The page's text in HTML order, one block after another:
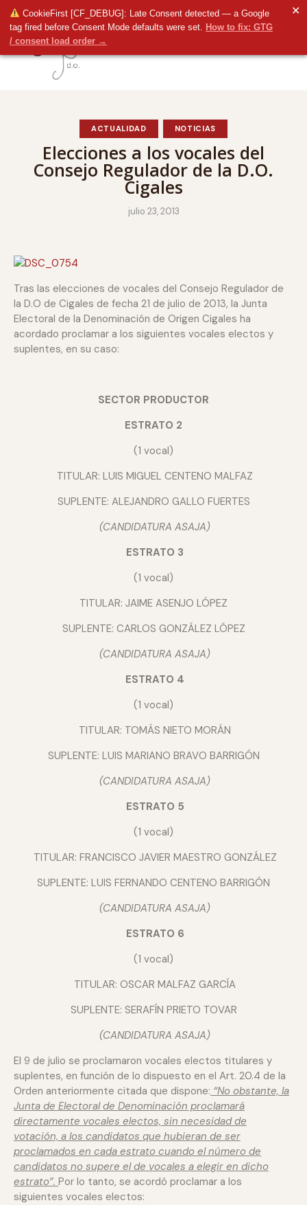
CookieFirst [CF_DEBUG]: Late Consent detected — a Google
tag fired before Consent Mode defaults were set. How to fix: GTG
/ consent load order →
✕
ACTUALIDAD NOTICIAS
Elecciones a los vocales del
Consejo Regulador de la D.O.
Cigales
julio 23, 2013
Tras las elecciones de vocales del Consejo Regulador de
la D.O de Cigales de fecha 21 de julio de 2013, la Junta
Electoral de la Denominación de Origen Cigales ha
acordado proclamar a los siguientes vocales electos y
suplentes, en su caso:
SECTOR PRODUCTOR
ESTRATO 2
(1 vocal)
TITULAR: LUIS MIGUEL CENTENO MALFAZ
SUPLENTE: ALEJANDRO GALLO FUERTES
(CANDIDATURA ASAJA)
ESTRATO 3
(1 vocal)
TITULAR: JAIME ASENJO LÓPEZ
SUPLENTE: CARLOS GONZÁLEZ LÓPEZ
(CANDIDATURA ASAJA)
ESTRATO 4
(1 vocal)
TITULAR: TOMÁS NIETO MORÁN
SUPLENTE: LUIS MARIANO BRAVO BARRIGÓN
(CANDIDATURA ASAJA)
ESTRATO 5
(1 vocal)
TITULAR: FRANCISCO JAVIER MAESTRO GONZÁLEZ
SUPLENTE: LUIS FERNANDO CENTENO BARRIGÓN
(CANDIDATURA ASAJA)
ESTRATO 6
(1 vocal)
TITULAR: OSCAR MALFAZ GARCÍA
SUPLENTE: SERAFÍN PRIETO TOVAR
(CANDIDATURA ASAJA)
El 9 de julio se proclamaron vocales electos titulares y
suplentes, en función de lo dispuesto en el Art. 20.4 de la
Orden anteriormente citada que dispone: “No obstante, la
Junta de Electoral de Denominación proclamará
directamente vocales electos, sin necesidad de
votación, a los candidatos que hubieran de ser
proclamados en cada estrato cuando el número de
candidatos no supere el de vocales a elegir en dicho
estrato”. Por lo tanto, se acordó proclamar a los
siguientes vocales electos: